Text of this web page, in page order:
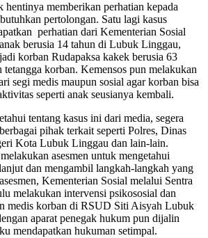
hentinya memberikan perhatian kepada
pertolongan. Satu lagi kasus
perhatian dari Kementerian Sosial
berusia 14 tahun di Lubuk Linggau,
korban Rudapaksa kakek berusia 63
tetangga korban. Kemensos pun melakukan
segi medis maupun sosial agar korban bisa
seperti anak seusianya kembali.
tentang kasus ini dari media, segera
pihak terkait seperti Polres, Dinas
Kota Lubuk Linggau dan lain-lain.
asesmen untuk mengetahui
dan mengambil langkah-langkah yang
Kementerian Sosial melalui Sentra
melakukan intervensi psikososial dan
medis korban di RSUD Siti Aisyah Lubuk
aparat penegak hukum pun dijalin
mendapatkan hukuman setimpal.